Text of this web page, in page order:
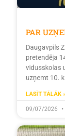
PAR
Daugavpils
pretendēja
vidusskolas
uzņemt 10.
LASĪT TĀLĀK
09/07/2026